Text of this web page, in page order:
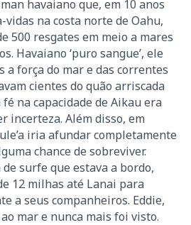
havaiano que, em 10 anos
vidas na costa norte de Oahu,
500 resgates em meio a mares
Havaiano ‘puro sangue’, ele
a força do mar e das correntes
cientes do quão arriscada
na capacidade de Aikau era
incerteza. Além disso, em
iria afundar completamente
chance de sobreviver.
surfe que estava a bordo,
12 milhas até Lanai para
a seus companheiros. Eddie,
mar e nunca mais foi visto.